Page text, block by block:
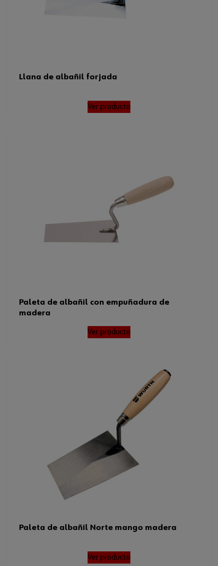
Llana de albañil forjada
Ver producto
Paleta de albañil con empuñadura de
madera
Ver producto
Paleta de albañil Norte mango madera
Ver producto